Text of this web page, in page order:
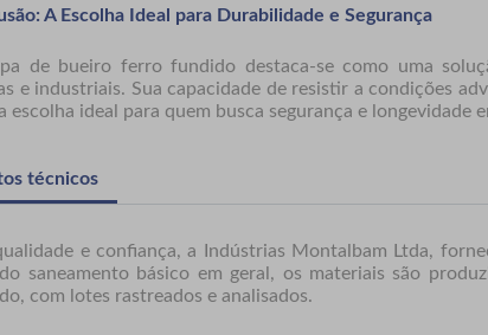
A Escolha Ideal para Durabilidade e Segurança
de bueiro ferro fundido destaca-se como uma
e industriais. Sua capacidade de resistir a condições
escolha ideal para quem busca segurança e longevidade
técnicos
e confiança, a Indústrias Montalbam Ltda,
saneamento básico em geral, os materiais são
com lotes rastreados e analisados.